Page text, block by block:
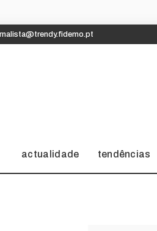
actualidade tendências